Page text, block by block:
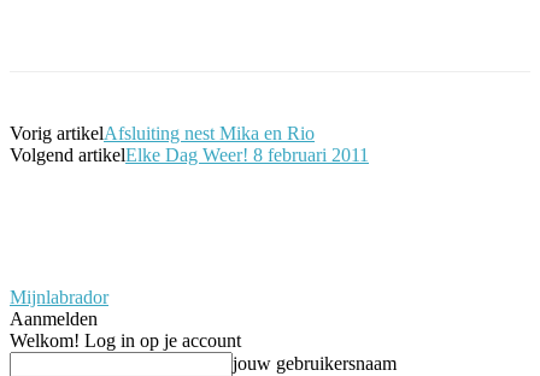
Vorig artikelAfsluiting nest Mika en Rio
Volgend artikelElke Dag Weer! 8 februari 2011
Mijnlabrador
Aanmelden
Welkom! Log in op je account
jouw gebruikersnaam